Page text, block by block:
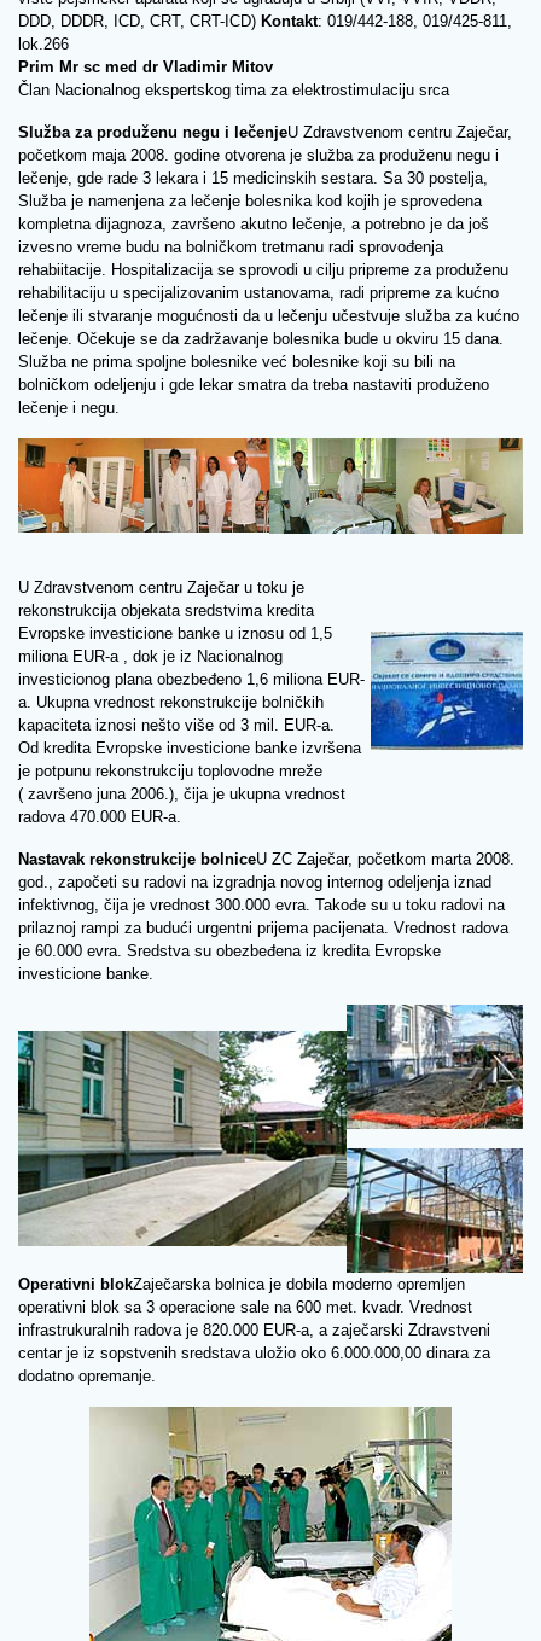
DDD, DDDR, ICD, CRT, CRT-ICD) Kontakt: 019/442-188, 019/425-811,
lok.266
Prim Mr sc med dr Vladimir Mitov
Član Nacionalnog ekspertskog tima za elektrostimulaciju srca
Služba za produženu negu i lečenjeU Zdravstvenom centru Zaječar,
početkom maja 2008. godine otvorena je služba za produženu negu i
lečenje, gde rade 3 lekara i 15 medicinskih sestara. Sa 30 postelja,
Služba je namenjena za lečenje bolesnika kod kojih je sprovedena
kompletna dijagnoza, završeno akutno lečenje, a potrebno je da još
izvesno vreme budu na bolničkom tretmanu radi sprovođenja
rehabiitacije. Hospitalizacija se sprovodi u cilju pripreme za produženu
rehabilitaciju u specijalizovanim ustanovama, radi pripreme za kućno
lečenje ili stvaranje mogućnosti da u lečenju učestvuje služba za kućno
lečenje. Očekuje se da zadržavanje bolesnika bude u okviru 15 dana.
Služba ne prima spoljne bolesnike već bolesnike koji su bili na
bolničkom odeljenju i gde lekar smatra da treba nastaviti produženo
lečenje i negu.
U Zdravstvenom centru Zaječar u toku je
rekonstrukcija objekata sredstvima kredita
Evropske investicione banke u iznosu od 1,5
miliona EUR-a , dok je iz Nacionalnog
investicionog plana obezbeđeno 1,6 miliona EUR-
a. Ukupna vrednost rekonstrukcije bolničkih
kapaciteta iznosi nešto više od 3 mil. EUR-a.
Od kredita Evropske investicione banke izvršena
je potpunu rekonstrukciju toplovodne mreže
( završeno juna 2006.), čija je ukupna vrednost
radova 470.000 EUR-a.
Nastavak rekonstrukcije bolniceU ZC Zaječar, početkom marta 2008.
god., započeti su radovi na izgradnja novog internog odeljenja iznad
infektivnog, čija je vrednost 300.000 evra. Takođe su u toku radovi na
prilaznoj rampi za budući urgentni prijema pacijenata. Vrednost radova
je 60.000 evra. Sredstva su obezbeđena iz kredita Evropske
investicione banke.
Operativni blokZaječarska bolnica je dobila moderno opremljen
operativni blok sa 3 operacione sale na 600 met. kvadr. Vrednost
infrastrukuralnih radova je 820.000 EUR-a, a zaječarski Zdravstveni
centar je iz sopstvenih sredstava uložio oko 6.000.000,00 dinara za
dodatno opremanje.